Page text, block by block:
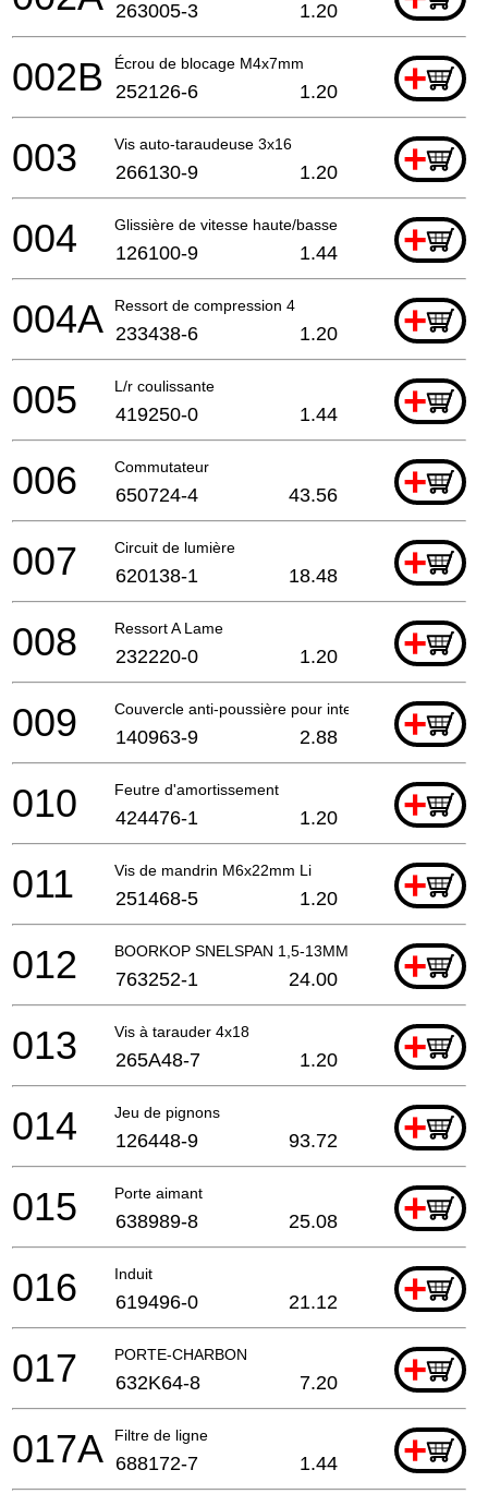
263005-3 1.20
Écrou de blocage M4x7mm +
002B 252126-6 1.20
Vis auto-taraudeuse 3x16 +
003 266130-9 1.20
Glissière de vitesse haute/basse +
004 126100-9 1.44
Ressort de compression 4 +
004A 233438-6 1.20
L/r coulissante +
005 419250-0 1.44
Commutateur +
006 650724-4 43.56
Circuit de lumière +
007 620138-1 18.48
Ressort A Lame +
008 232220-0 1.20
Couvercle anti-poussière pour interrupteur+
009 140963-9 2.88
Feutre d'amortissement +
010 424476-1 1.20
Vis de mandrin M6x22mm Li +
011 251468-5 1.20
BOORKOP SNELSPAN 1,5-13MM +
012 763252-1 24.00
Vis à tarauder 4x18 +
013 265A48-7 1.20
Jeu de pignons +
014 126448-9 93.72
Porte aimant +
015 638989-8 25.08
Induit +
016 619496-0 21.12
PORTE-CHARBON +
017 632K64-8 7.20
Filtre de ligne +
017A 688172-7 1.44